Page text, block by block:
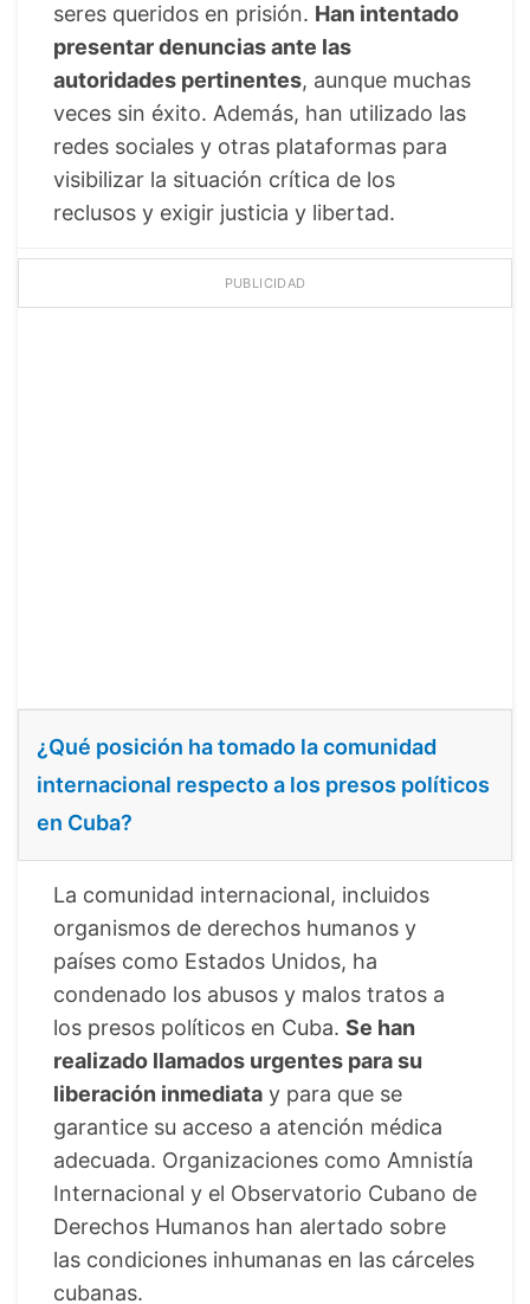
seres queridos en prisión. Han intentado
presentar denuncias ante las
autoridades pertinentes, aunque muchas
veces sin éxito. Además, han utilizado las
redes sociales y otras plataformas para
visibilizar la situación crítica de los
reclusos y exigir justicia y libertad.
PUBLICIDAD
¿Qué posición ha tomado la comunidad
internacional respecto a los presos políticos
en Cuba?
La comunidad internacional, incluidos
organismos de derechos humanos y
países como Estados Unidos, ha
condenado los abusos y malos tratos a
los presos políticos en Cuba. Se han
realizado llamados urgentes para su
liberación inmediata y para que se
garantice su acceso a atención médica
adecuada. Organizaciones como Amnistía
Internacional y el Observatorio Cubano de
Derechos Humanos han alertado sobre
las condiciones inhumanas en las cárceles
cubanas.